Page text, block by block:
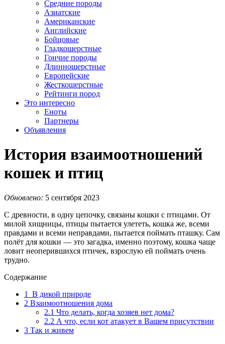
Средние породы
Азиатские
Американские
Английские
Бойцовые
Гладкошерстные
Гончие породы
Длинношерстные
Европейские
Жесткошерстные
Рейтинги пород
Это интересно
Еноты
Партнеры
Объявления
История взаимоотношений
кошек и птиц
Обновлено: 5 сентября 2023
С древности, в одну цепочку, связаны кошки с птицами. От
милой хищницы, птицы пытается улететь, кошка же, всеми
правдами и всеми неправдами, пытается поймать пташку. Сам
полёт для кошки — это загадка, именно поэтому, кошка чаще
ловит неоперившихся птичек, взрослую ей поймать очень
трудно.
Содержание
1
В дикой природе
2 Взаимоотношения дома
2.1 Что делать, когда хозяев нет дома?
2.2 А что, если кот атакует в Вашем присутствии
3 Так и живем